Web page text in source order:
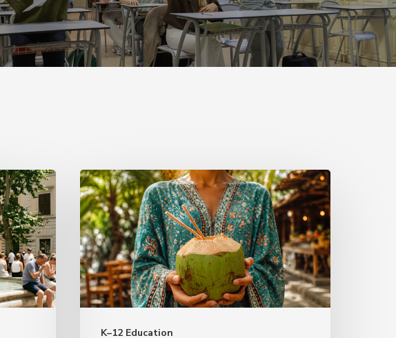
K–12 Education
Rest
First,
Plan
Lightly:
A
Better
Summer
Rhythm